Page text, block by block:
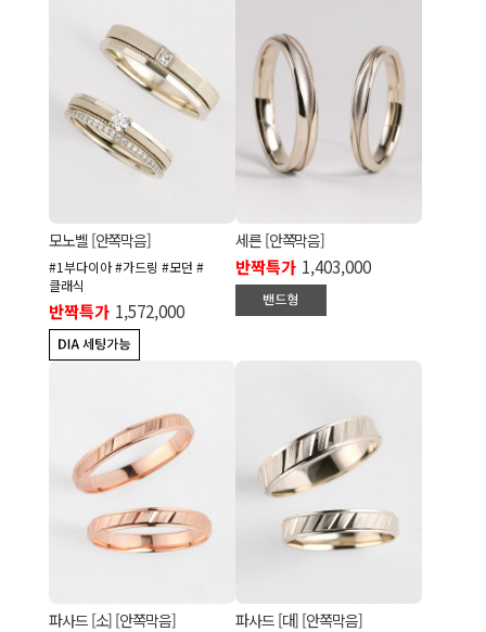
모노벨 [안쪽막음]
#1부다이아 #가드링 #모던 #
클래식
반짝특가 1,572,000
세른 [안쪽막음]
반짝특가 1,403,000
파사드 [소] [안쪽막음] 파사드 [대] [안쪽막음]